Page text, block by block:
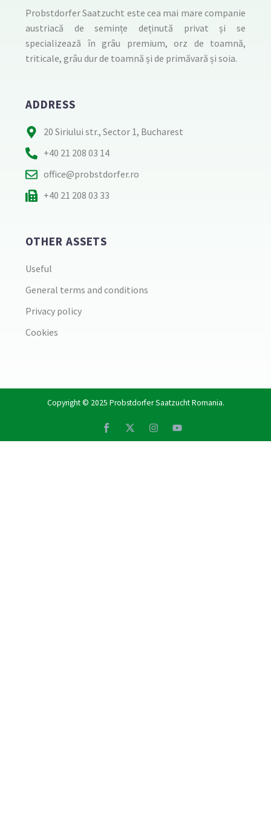
Probstdorfer Saatzucht este cea mai mare companie
austriacă de semințe deținută privat și se
specializează în grâu premium, orz de toamnă,
triticale, grâu dur de toamnă și de primăvară și soia.
ADDRESS
20 Siriului str., Sector 1, Bucharest
+40 21 208 03 14
office@probstdorfer.ro
+40 21 208 03 33
OTHER ASSETS
Useful
General terms and conditions
Privacy policy
Cookies
Copyright © 2025 Probstdorfer Saatzucht Romania.